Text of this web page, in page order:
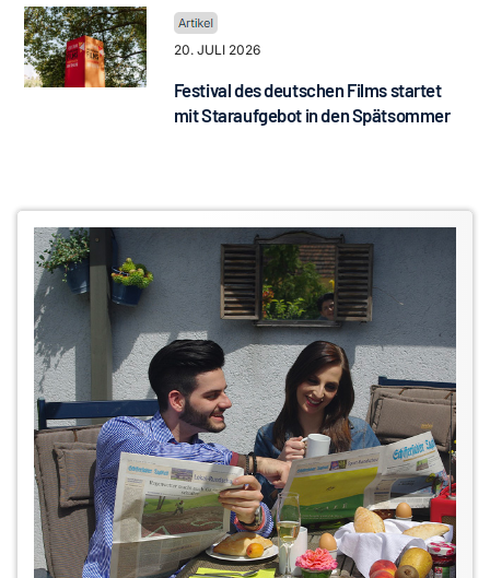
20. JULI 2026
Festival des deutschen Films startet
mit Staraufgebot in den Spätsommer